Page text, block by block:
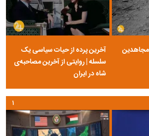
مجاهدین
آخرین پرده از حیات سیاسی یک
سلسله | روایتی از آخرین مصاحبه‌ی
شاه در ایران
۱